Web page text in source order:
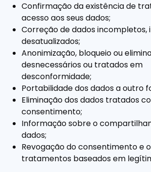
Confirmação da existência de
acesso aos seus dados;
Correção de dados incompletos,
desatualizados;
Anonimização, bloqueio ou
desnecessários ou tratados em
desconformidade;
Portabilidade dos dados a outro
Eliminação dos dados tratados
consentimento;
Informação sobre o
dados;
Revogação do consentimento e
tratamentos baseados em